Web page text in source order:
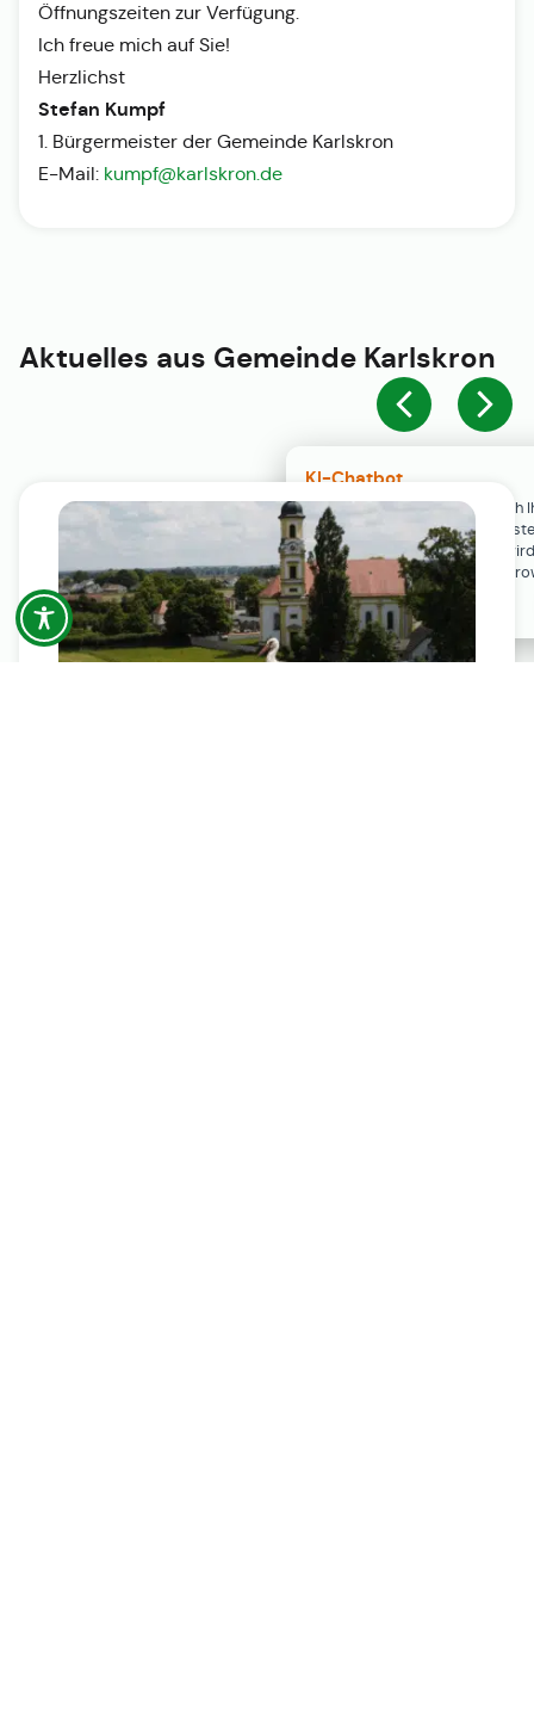
KI-Chatbot
Der KI-Chatbot steht erst nach
Einwilligung in den Cookie-
Verfügung. Der Chat-Verlauf
ausschließlich lokal in Ihrem
gespeichert.
Öffnungszeiten zur Verfügung.
Ich freue mich auf Sie!
Herzlichst
Stefan Kumpf
1. Bürgermeister der Gemeinde Karlskron
E-Mail: kumpf@karlskron.de
Aktuelles aus Gemeinde Karlskron